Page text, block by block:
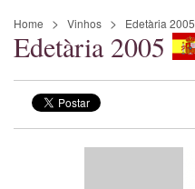
Home Vinhos Edetària 2005
Edetària 2005